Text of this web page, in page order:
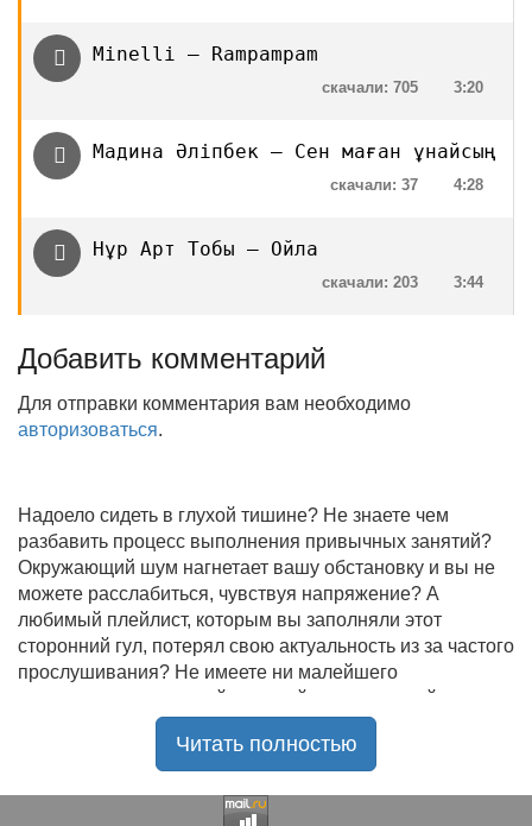
Minelli — Rampampam
3:20
скачали: 705
Мадина Әліпбек — Сен маған ұнайсың
4:28
скачали: 37
Нұр Арт Тобы — Ойла
3:44
скачали: 203
Добавить комментарий
Для отправки комментария вам необходимо
авторизоваться.
Надоело сидеть в глухой тишине? Не знаете чем
разбавить процесс выполнения привычных занятий?
Окружающий шум нагнетает вашу обстановку и вы не
можете расслабиться, чувствуя напряжение? А
любимый плейлист, которым вы заполняли этот
сторонний гул, потерял свою актуальность из за частого
прослушивания? Не имеете ни малейшего
представления, где найти новый качественный контент
на замену старому? В таком случае вы обратились по
радостью приветствует своих старых и новых
Читать полностью